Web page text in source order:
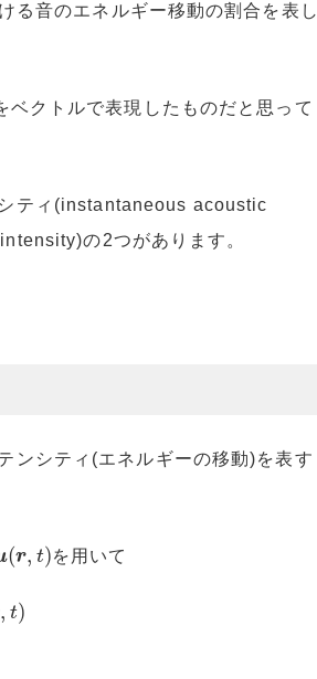
音のエネルギー移動の割合を表し
クトルで表現したものだと思って
ティ(instantaneous acoustic
の2つがあります。
ンシティ(エネルギーの移動)を表す
(r, t)
(r を用いて
, t)